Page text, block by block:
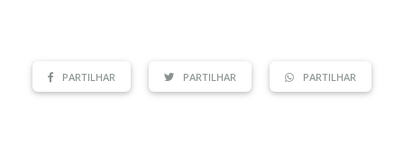
PARTILHAR PARTILHAR PARTILHAR